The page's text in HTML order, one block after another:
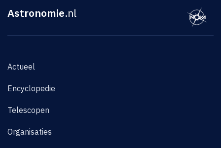
Astronomie.nl
Actueel
Encyclopedie
Telescopen
Organisaties